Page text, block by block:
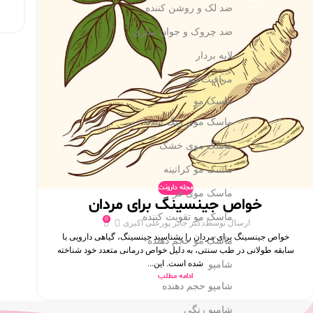
ضد لک و روشن کننده
ضد چروک و جوان سازی
لایه بردار
مراقبت مو
ماسک مو
ماسک موی رنگ شده
ماسک موی خشک
ماسک مو کراتینه
ماسک موی فر
ماسک مو تقویت کننده
ماسک مو حجم دهنده
شامپو
شامپو حجم دهنده
شامپو رنگی
مجله دارونت
خواص جینسینگ برای مردان
ارسال توسطدکتر جابر پورعلی اکبری 0
خواص جینسینگ برای مردان را بشناسید جینسینگ، گیاهی دارویی با
سابقه طولانی در طب سنتی، به دلیل خواص درمانی متعدد خود شناخته
شده است. این...
ادامه مطلب